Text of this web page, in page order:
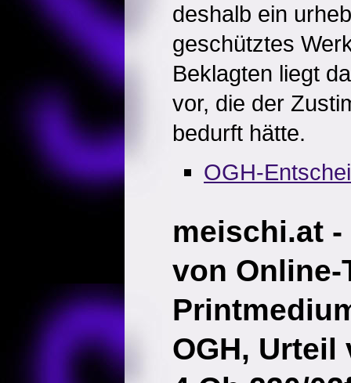
deshalb ein
geschütztes
Beklagten liegt
vor, die der
bedurft hätte.
OGH-
meischi.at -
von Online-
OGH, Urteil